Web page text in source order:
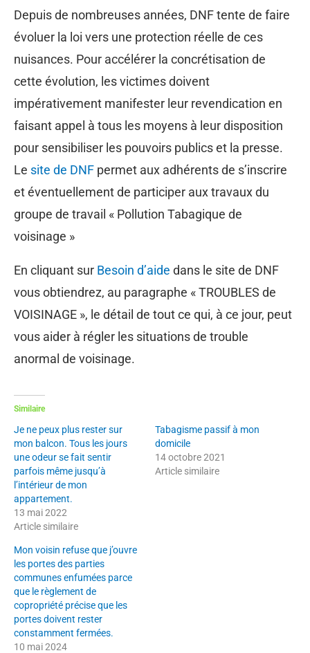
Depuis de nombreuses années, DNF tente de faire
évoluer la loi vers une protection réelle de ces
nuisances. Pour accélérer la concrétisation de
cette évolution, les victimes doivent
impérativement manifester leur revendication en
faisant appel à tous les moyens à leur disposition
pour sensibiliser les pouvoirs publics et la presse.
Le site de DNF permet aux adhérents de s’inscrire
et éventuellement de participer aux travaux du
groupe de travail « Pollution Tabagique de
voisinage »
En cliquant sur Besoin d’aide dans le site de DNF
vous obtiendrez, au paragraphe « TROUBLES de
VOISINAGE », le détail de tout ce qui, à ce jour, peut
vous aider à régler les situations de trouble
anormal de voisinage.
Similaire
Je ne peux plus rester sur
mon balcon. Tous les jours
une odeur se fait sentir
parfois même jusqu’à
l’intérieur de mon
appartement.
13 mai 2022
Article similaire
Tabagisme passif à mon
domicile
14 octobre 2021
Article similaire
Mon voisin refuse que j’ouvre
les portes des parties
communes enfumées parce
que le règlement de
copropriété précise que les
portes doivent rester
constamment fermées.
10 mai 2024